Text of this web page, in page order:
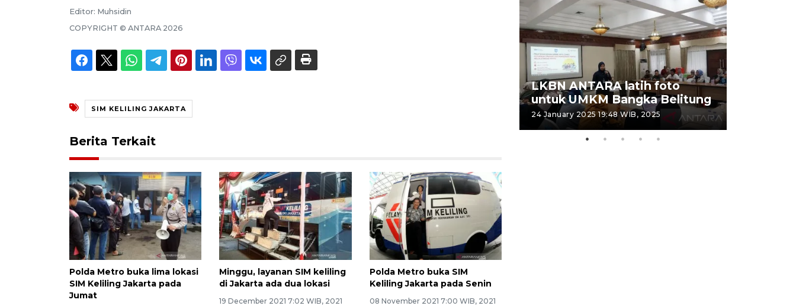
Editor: Muhsidin
COPYRIGHT © ANTARA 2026
SIM KELILING JAKARTA
Berita Terkait
Polda Metro buka lima lokasi
SIM Keliling Jakarta pada
Jumat
Minggu, layanan SIM keliling
di Jakarta ada dua lokasi
19 December 2021 7:02 WIB, 2021
Polda Metro buka SIM
Keliling Jakarta pada Senin
08 November 2021 7:00 WIB, 2021
LKBN ANTARA latih foto
untuk UMKM Bangka Belitung
24 January 2025 19:48 WIB, 2025